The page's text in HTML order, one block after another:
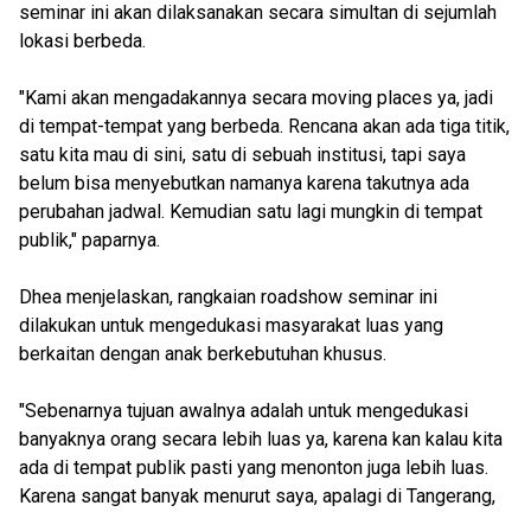
seminar ini akan dilaksanakan secara simultan di sejumlah
lokasi berbeda.
"Kami akan mengadakannya secara moving places ya, jadi
di tempat-tempat yang berbeda. Rencana akan ada tiga titik,
satu kita mau di sini, satu di sebuah institusi, tapi saya
belum bisa menyebutkan namanya karena takutnya ada
perubahan jadwal. Kemudian satu lagi mungkin di tempat
publik," paparnya.
Dhea menjelaskan, rangkaian roadshow seminar ini
dilakukan untuk mengedukasi masyarakat luas yang
berkaitan dengan anak berkebutuhan khusus.
"Sebenarnya tujuan awalnya adalah untuk mengedukasi
banyaknya orang secara lebih luas ya, karena kan kalau kita
ada di tempat publik pasti yang menonton juga lebih luas.
Karena sangat banyak menurut saya, apalagi di Tangerang,